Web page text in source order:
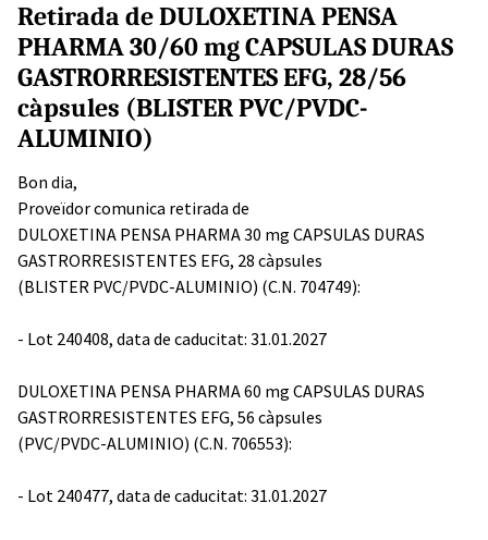
Retirada de DULOXETINA PENSA
PHARMA 30/60 mg CAPSULAS DURAS
GASTRORRESISTENTES EFG, 28/56
càpsules (BLISTER PVC/PVDC-
ALUMINIO)
Bon dia,
Proveïdor comunica retirada de
DULOXETINA PENSA PHARMA 30 mg CAPSULAS DURAS
GASTRORRESISTENTES EFG, 28 càpsules
(BLISTER PVC/PVDC-ALUMINIO) (C.N. 704749):
- Lot 240408, data de caducitat: 31.01.2027
DULOXETINA PENSA PHARMA 60 mg CAPSULAS DURAS
GASTRORRESISTENTES EFG, 56 càpsules
(PVC/PVDC-ALUMINIO) (C.N. 706553):
- Lot 240477, data de caducitat: 31.01.2027